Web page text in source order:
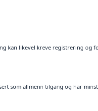
kan likevel kreve registrering og
som allmenn tilgang og har